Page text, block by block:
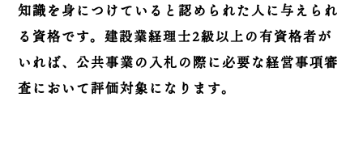
知識を身につけていると認められた人に与えられ
る資格です。建設業経理士2級以上の有資格者が
いれば、公共事業の入札の際に必要な経営事項審
査において評価対象になります。